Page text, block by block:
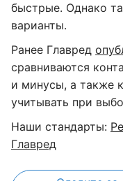
быстрые. Однако
варианты.
Ранее Главред
сравниваются
и минусы, а также
учитывать при
Наши стандарты:
Главред